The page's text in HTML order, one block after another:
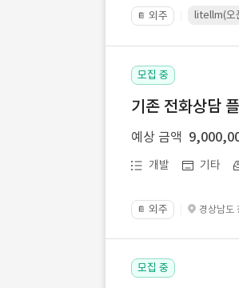
📔 외주 litellm(오
모집 중
기존 전화상담
예상 금액
개발 기타
📔 외주 경상남도
모집 중